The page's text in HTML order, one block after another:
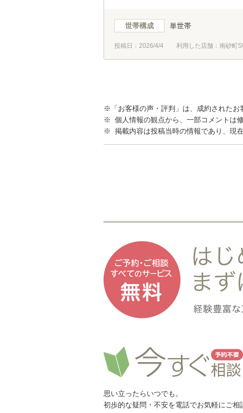
世帯構成 単世帯
投稿日： 2026/4/4 利用した店舗：南砂町
※「お客様の声・評判」は、成約されたお
※ 個人情報の観点から、一部コメントは修
※ 掲載内容は投稿当時の情報であり、現
思い立ったらいつでも。
初歩的な疑問・不安を電話でお気軽にご相